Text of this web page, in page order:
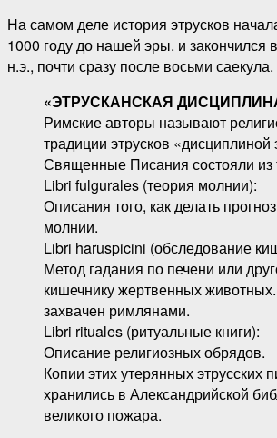
На самом деле история этрусков
1000 году до нашей эры. и закончился
н.э., почти сразу после восьми саекула.
«ЭТРУСКАНСКАЯ
Римские авторы называют
традиции этрусков «дисциплиной
Священные Писания состояли из
Libri fulgurales (теория молнии):
Описания того, как делать
молнии.
Libri haruspicini (обследование
Метод гадания по печени или
кишечнику жертвенных
захвачен римлянами.
Libri rituales (ритуальные книги):
Описание религиозных обрядов.
Копии этих утерянных этрусских
хранились в Александрийской
великого пожара.